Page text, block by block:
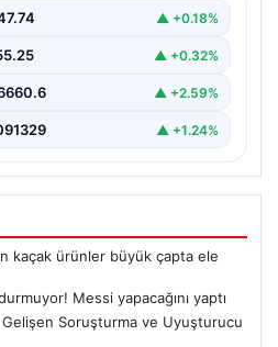
▲ +0.18%
▲ +0.32%
▲ +2.59%
▲ +1.24%
kaçak ürünler büyük çapta ele
Messi yapacağını yaptı
Soruşturma ve Uyuşturucu